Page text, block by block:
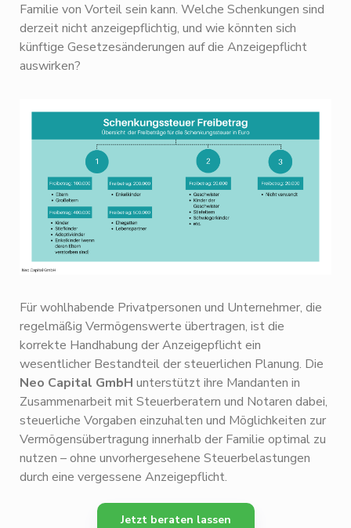
Familie von Vorteil sein kann. Welche Schenkungen sind
derzeit nicht anzeigepflichtig, und wie könnten sich
künftige Gesetzesänderungen auf die Anzeigepflicht
auswirken?
Für wohlhabende Privatpersonen und Unternehmer, die
regelmäßig Vermögenswerte übertragen, ist die
korrekte Handhabung der Anzeigepflicht ein
wesentlicher Bestandteil der steuerlichen Planung. Die
Neo Capital GmbH unterstützt ihre Mandanten in
Zusammenarbeit mit Steuerberatern und Notaren dabei,
steuerliche Vorgaben einzuhalten und Möglichkeiten zur
Vermögensübertragung innerhalb der Familie optimal zu
nutzen – ohne unvorhergesehene Steuerbelastungen
durch eine vergessene Anzeigepflicht.
Jetzt beraten lassen